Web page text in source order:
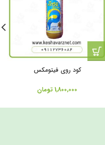
کود روی فیتومکس
1,800,000 تومان